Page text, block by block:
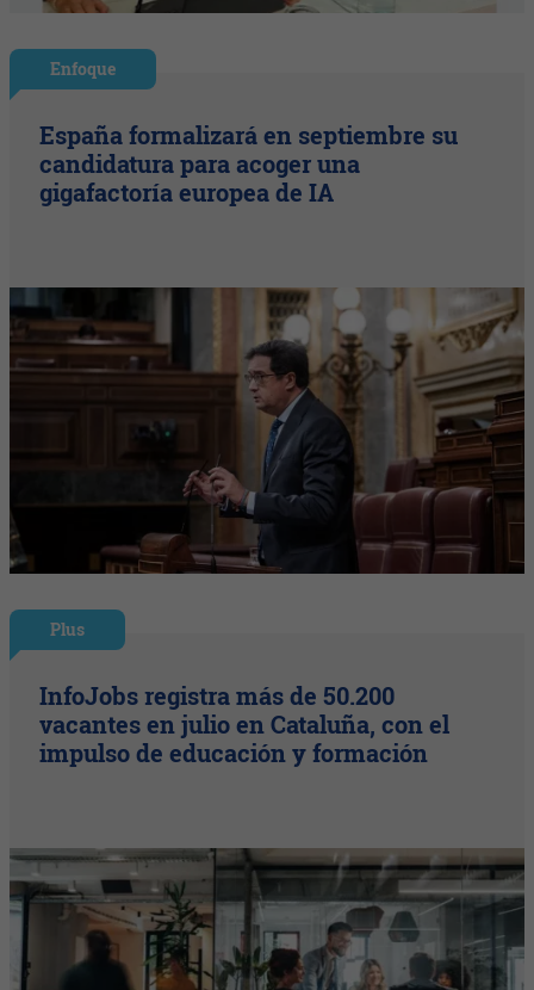
Enfoque
España formalizará en septiembre su
candidatura para acoger una
gigafactoría europea de IA
Plus
InfoJobs registra más de 50.200
vacantes en julio en Cataluña, con el
impulso de educación y formación